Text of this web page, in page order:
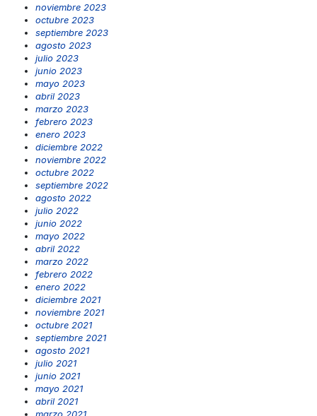
noviembre 2023
octubre 2023
septiembre 2023
agosto 2023
julio 2023
junio 2023
mayo 2023
abril 2023
marzo 2023
febrero 2023
enero 2023
diciembre 2022
noviembre 2022
octubre 2022
septiembre 2022
agosto 2022
julio 2022
junio 2022
mayo 2022
abril 2022
marzo 2022
febrero 2022
enero 2022
diciembre 2021
noviembre 2021
octubre 2021
septiembre 2021
agosto 2021
julio 2021
junio 2021
mayo 2021
abril 2021